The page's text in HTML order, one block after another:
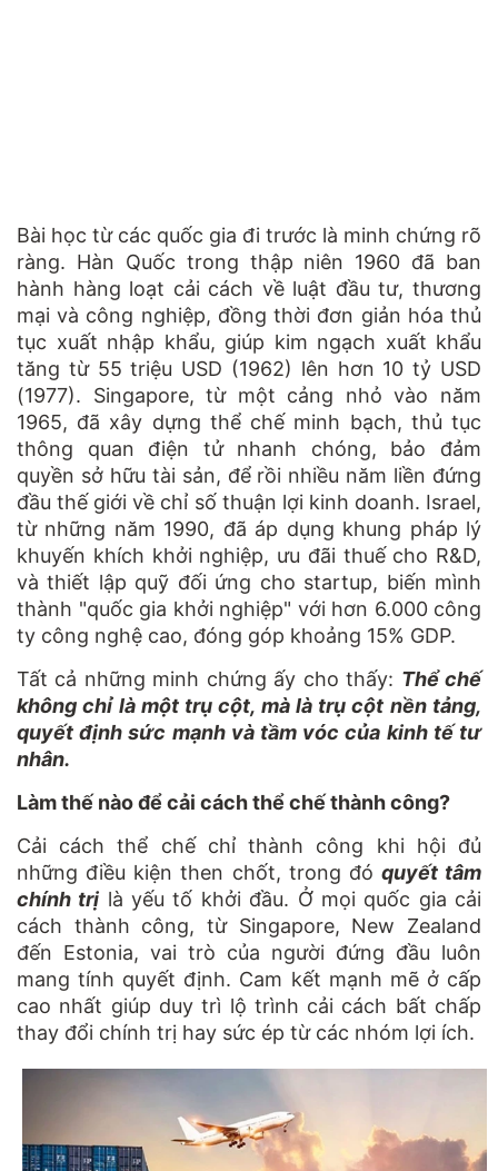
Bài học từ các quốc gia đi trước là minh chứng rõ
ràng. Hàn Quốc trong thập niên 1960 đã ban
hành hàng loạt cải cách về luật đầu tư, thương
mại và công nghiệp, đồng thời đơn giản hóa thủ
tục xuất nhập khẩu, giúp kim ngạch xuất khẩu
tăng từ 55 triệu USD (1962) lên hơn 10 tỷ USD
(1977). Singapore, từ một cảng nhỏ vào năm
1965, đã xây dựng thể chế minh bạch, thủ tục
thông quan điện tử nhanh chóng, bảo đảm
quyền sở hữu tài sản, để rồi nhiều năm liền đứng
đầu thế giới về chỉ số thuận lợi kinh doanh. Israel,
từ những năm 1990, đã áp dụng khung pháp lý
khuyến khích khởi nghiệp, ưu đãi thuế cho R&D,
và thiết lập quỹ đối ứng cho startup, biến mình
thành "quốc gia khởi nghiệp" với hơn 6.000 công
ty công nghệ cao, đóng góp khoảng 15% GDP.
Tất cả những minh chứng ấy cho thấy: Thể chế
không chỉ là một trụ cột, mà là trụ cột nền tảng,
quyết định sức mạnh và tầm vóc của kinh tế tư
nhân.
Làm thế nào để cải cách thể chế thành công?
Cải cách thể chế chỉ thành công khi hội đủ
những điều kiện then chốt, trong đó quyết tâm
chính trị là yếu tố khởi đầu. Ở mọi quốc gia cải
cách thành công, từ Singapore, New Zealand
đến Estonia, vai trò của người đứng đầu luôn
mang tính quyết định. Cam kết mạnh mẽ ở cấp
cao nhất giúp duy trì lộ trình cải cách bất chấp
thay đổi chính trị hay sức ép từ các nhóm lợi ích.